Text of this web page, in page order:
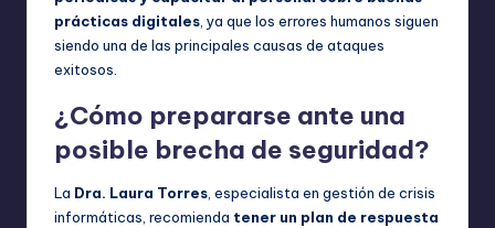
prácticas digitales, ya que los errores humanos siguen
siendo una de las principales causas de ataques
exitosos.
¿Cómo prepararse ante una
posible brecha de seguridad?
La Dra. Laura Torres, especialista en gestión de crisis
informáticas, recomienda tener un plan de respuesta